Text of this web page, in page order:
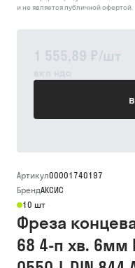
1 555,89 ₽/шт
вкл ндс
и не является публичной офертой.
Артикул00001740197
БрендАКСИС
10 шт
Фреза
68 4-п хв. 6мм